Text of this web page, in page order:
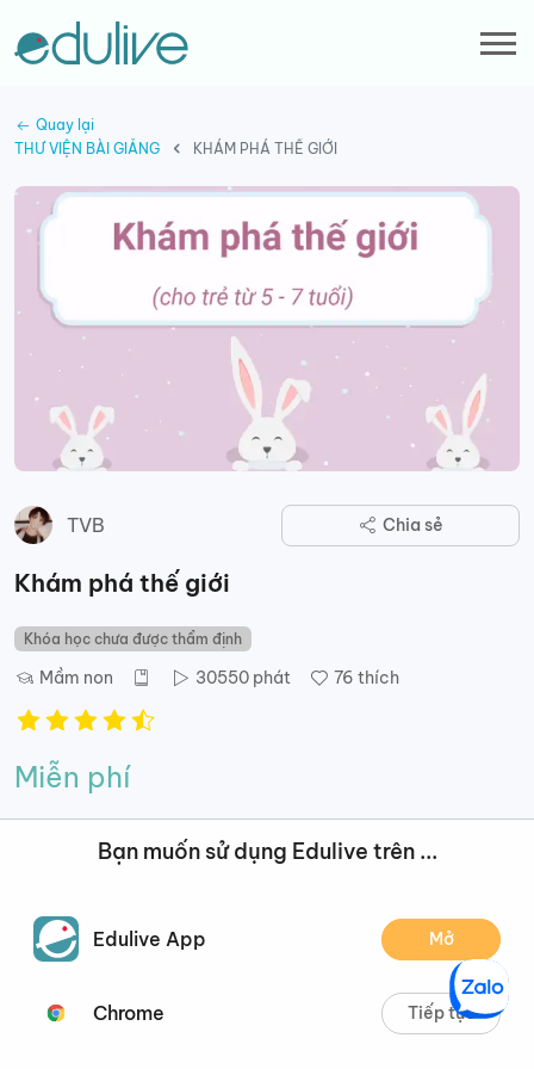
Quay lại
THƯ VIỆN BÀI GIẢNG
KHÁM PHÁ THẾ GIỚI
TVB Chia sẻ
Khám phá thế giới
Khóa học chưa được thẩm định
Mầm non 30550 phát 76 thích
Miễn phí
Thêm vào khóa học của tôi
Mô tả Đề xuất
Mô tả
Bạn muốn sử dụng Edulive trên ...
Edulive App Mở
Chrome Tiếp tục